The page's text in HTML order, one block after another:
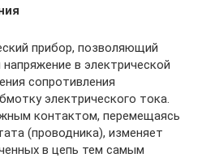
прибор, позволяющий
в электрической
сопротивления
электрического тока.
контактом, перемещаясь
(проводника), изменяет
в цепь тем самым